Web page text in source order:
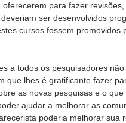
para fazer
ser desenvolvidos
cursos fossem promovidos
a todos os pesquisadores
que lhes é gratificante fazer
as novas pesquisas e o
ajudar a melhorar as
poderia melhorar sua